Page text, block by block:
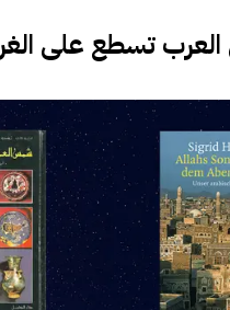
تسطع على